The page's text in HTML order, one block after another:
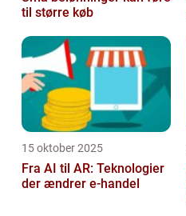
til større køb
15 oktober 2025
Fra AI til AR: Teknologier
der ændrer e-handel